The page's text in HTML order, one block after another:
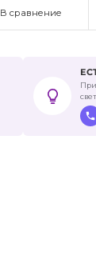
В сравнение
свет